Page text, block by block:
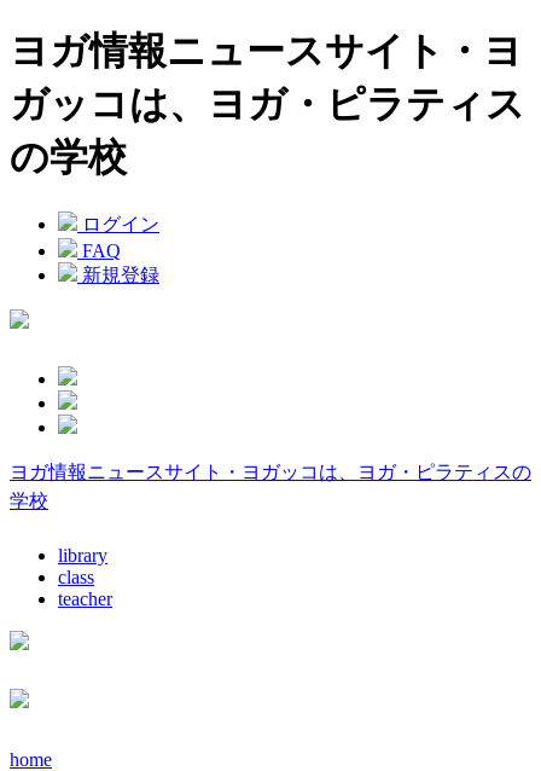
ヨガ情報ニュースサイト・ヨ
ガッコは、ヨガ・ピラティス
の学校
ログイン
FAQ
新規登録
ヨガ情報ニュースサイト・ヨガッコは、ヨガ・ピラティスの
学校
library
class
teacher
home